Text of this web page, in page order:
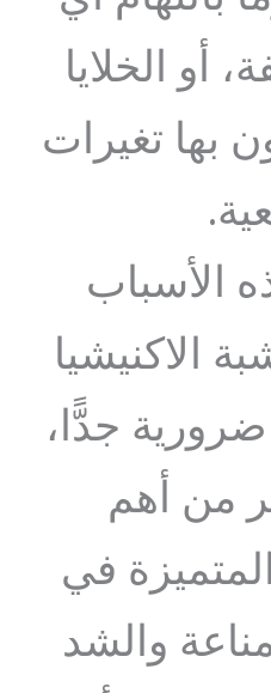
أو الخلايا
بها تغيرات
الأسباب
الاكنيشيا
ضرورية جدًّا،
من أهم
في
والشد